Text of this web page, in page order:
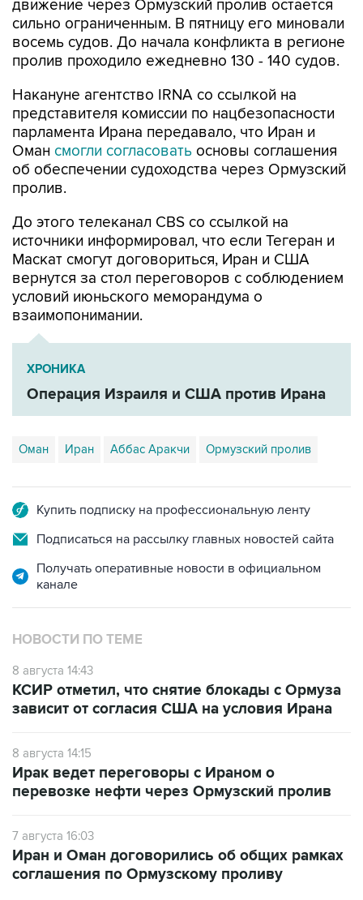
движение через Ормузский пролив остается
сильно ограниченным. В пятницу его миновали
восемь судов. До начала конфликта в регионе
пролив проходило ежедневно 130 - 140 судов.
Накануне агентство IRNA со ссылкой на
представителя комиссии по нацбезопасности
парламента Ирана передавало, что Иран и
Оман смогли согласовать основы соглашения
об обеспечении судоходства через Ормузский
пролив.
До этого телеканал CBS со ссылкой на
источники информировал, что если Тегеран и
Маскат смогут договориться, Иран и США
вернутся за стол переговоров с соблюдением
условий июньского меморандума о
взаимопонимании.
ХРОНИКА
Операция Израиля и США против Ирана
Оман Иран Аббас Аракчи Ормузский пролив
Купить подписку на профессиональную ленту
Подписаться на рассылку главных новостей сайта
Получать оперативные новости в официальном
канале
НОВОСТИ ПО ТЕМЕ
8 августа 14:43
КСИР отметил, что снятие блокады с Ормуза
зависит от согласия США на условия Ирана
8 августа 14:15
Ирак ведет переговоры с Ираном о
перевозке нефти через Ормузский пролив
7 августа 16:03
Иран и Оман договорились об общих рамках
соглашения по Ормузскому проливу